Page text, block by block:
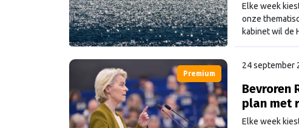
Elke week
onze
kabinet wil de
Premium
24 september
Bevroren
plan met
Elke week